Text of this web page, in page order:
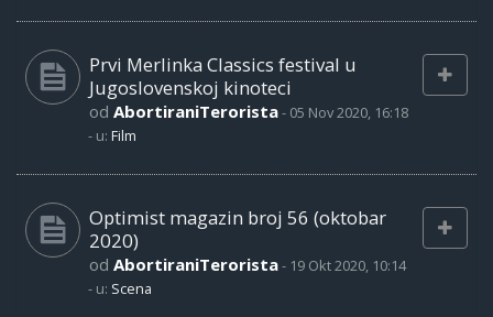
Prvi Merlinka Classics festival u
Jugoslovenskoj kinoteci
od AbortiraniTerorista- 05 Nov 2020, 16:18
- u: Film
Optimist magazin broj 56 (oktobar
2020)
od AbortiraniTerorista- 19 Okt 2020, 10:14
- u: Scena